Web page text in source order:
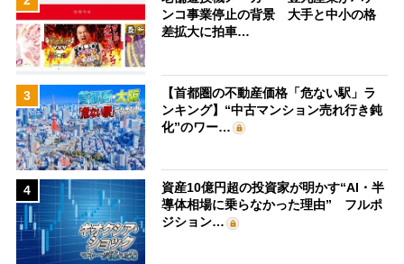
ンコ事業停止の背景 大手と中小の格
差拡大に拍車…
3
【首都圏の不動産価格「危ない駅」ラ
ンキング】“中古マンション売れ行き鈍
化”のワー…
4
資産10億円超の投資家が明かす“AI・半
導体相場に乗らなかった理由” フルポ
ジション…